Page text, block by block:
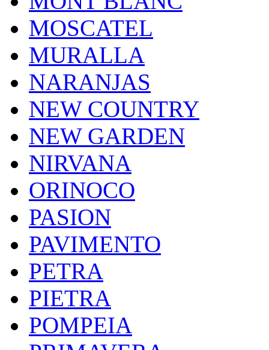
MOSCATEL
MURALLA
NARANJAS
NEW COUNTRY
NEW GARDEN
NIRVANA
ORINOCO
PASION
PAVIMENTO
PETRA
PIETRA
POMPEIA